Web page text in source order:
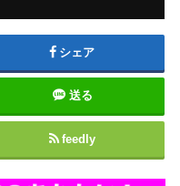
シェア
送る
feedly